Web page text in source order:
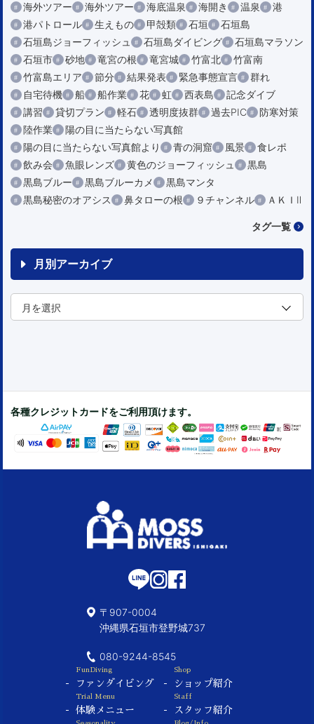
海外ツアー
海外ツアー 海底温泉 海開き 温泉
港
港パトロール
生えもの 甲殻類 石垣
石垣島
石垣島ジョーフィッシュ
石垣島ダイビング
石垣島マラソン
石垣市
砂地 竜宮の根 竜宮城 竹富北
竹富南
竹富島エリア
節分 結果発表 緊急事態宣言
群れ
自宅待機
船 船作業 花 虹 西表島
記念ダイブ
講習
貸切プラン 軽石 透明度抜群 過去PIC
防寒対策
陸作業
陽の目に当たらない写真館
陽の目に当たらない写真館より
青の洞窟 風景
食レポ
飲み会
魚眼レンズ 黄色のジョーフィッシュ
黒島
黒島ブルー
黒島ブルーカメ
黒島マンタ
黒島秘密のオアシス
鼻タローの根 ９チャンネル ＡＫＩⅡ
タグ一覧
月別アーカイブ
各種クレジットカードをご利用頂けます。
〒907-0004
沖縄県石垣市登野城737
080-9244-8545
FunDiving
ファンダイビング
Trial Menu
体験メニュー
Shop
ショップ紹介
Staff
スタッフ紹介